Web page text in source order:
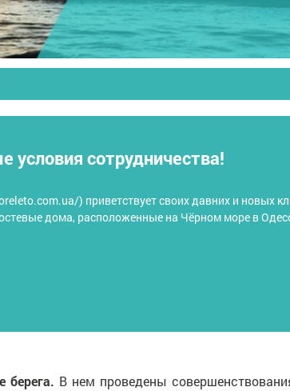
условия сотрудничества!
) приветствует своих давних и новых
дома, расположенные на Чёрном море в
берега. В нем проведены